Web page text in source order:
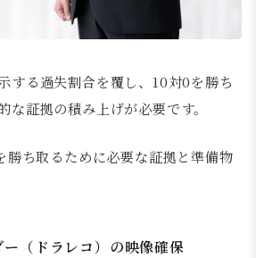
する過失割合を覆し、10対0を勝ち
な証拠の積み上げが必要です。
勝ち取るために必要な証拠と準備物
（ドラレコ）の映像確保